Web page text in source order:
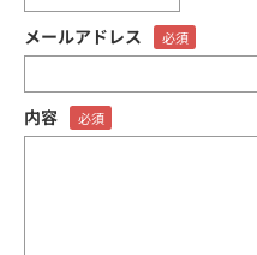
メールアドレス
内容